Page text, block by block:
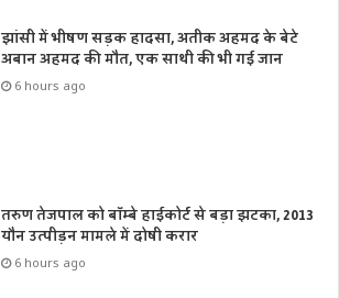
झांसी में भीषण सड़क हादसा, अतीक अहमद के बेटे
अबान अहमद की मौत, एक साथी की भी गई जान
6 hours ago
तरुण तेजपाल को बॉम्बे हाईकोर्ट से बड़ा झटका, 2013
यौन उत्पीड़न मामले में दोषी करार
6 hours ago